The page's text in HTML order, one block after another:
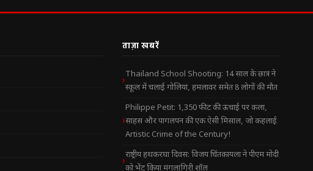
ताज़ा खबरें
Thailand School Shooting: 14 साल के छात्र ने
स्कूल में चलाई गोलियां, हमलावर समेत 8 लोगों की मौत
Philippe Petit: 1,350 फीट की ऊंचाई पर कला,
साहस और पागलपन की एक ऐसी मिसाल, जो कहलाई
Artistic Crime of the Century!
राष्ट्रीय हथकरघा दिवस: विजय चिंतकायला ने पीएम मोदी
को भेंट किया मंगलागिरी शॉल